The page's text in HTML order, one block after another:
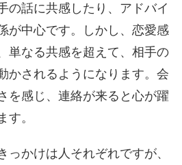
の話に共感したり、アドバイ
が中心です。しかし、恋愛感
単なる共感を超えて、相手の
かされるようになります。会
を感じ、連絡が来ると心が躍
す。
っかけは人それぞれですが、